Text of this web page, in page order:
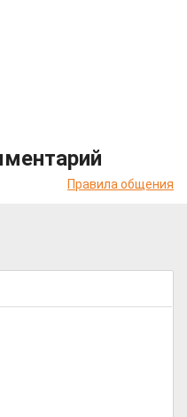
Правила общения